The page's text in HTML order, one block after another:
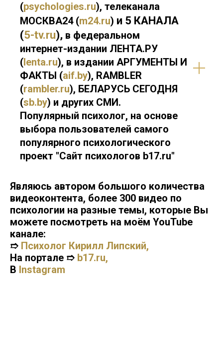
(psychologies.ru), телеканала
МОСКВА24 (m24.ru) и 5 КАНАЛА
(5-tv.ru), в федеральном
интернет-издании ЛЕНТА.РУ
(lenta.ru), в издании АРГУМЕНТЫ И
ФАКТЫ (aif.by), RAMBLER
(rambler.ru), БЕЛАРУСЬ СЕГОДНЯ
(sb.by) и других СМИ.
Популярный психолог, на основе
выбора пользователей самого
популярного психологического
проект "Сайт психологов b17.ru"
Являюсь автором большого количества
видеоконтента, более 300 видео по
психологии на разные темы, которые Вы
можете посмотреть на моём YouTube
канале:
➱ Психолог Кирилл Липский,
На портале ➱ b17.ru,
В Instagram